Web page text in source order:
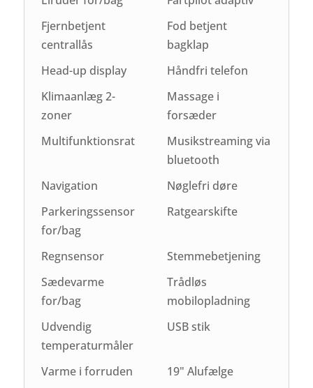
Fjernbetjent
centrallås
Fod betjent
bagklap
Head-up display
Håndfri telefon
Klimaanlæg 2-
zoner
Massage i
forsæder
Multifunktionsrat
Musikstreaming via
bluetooth
Navigation
Nøglefri døre
Parkeringssensor
for/bag
Ratgearskifte
Regnsensor
Stemmebetjening
Sædevarme
for/bag
Trådløs
mobilopladning
Udvendig
temperaturmåler
USB stik
Varme i forruden
19" Alufælge